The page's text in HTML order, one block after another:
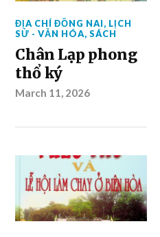
ĐỊA CHÍ ĐỒNG NAI, LỊCH
SỬ - VĂN HÓA,SÁCH
Chân Lạp phong
thổ ký
March 11, 2026